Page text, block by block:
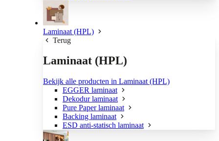
Laminaat (HPL)
Terug
Laminaat (HPL)
Bekijk alle producten in Laminaat (HPL)
EGGER laminaat
Dekodur laminaat
Pure Paper laminaat
Backing laminaat
ESD anti-statisch laminaat